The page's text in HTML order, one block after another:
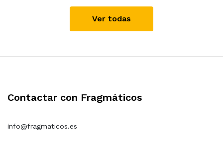
Ver todas
Contactar con Fragmáticos
info@fragmaticos.es